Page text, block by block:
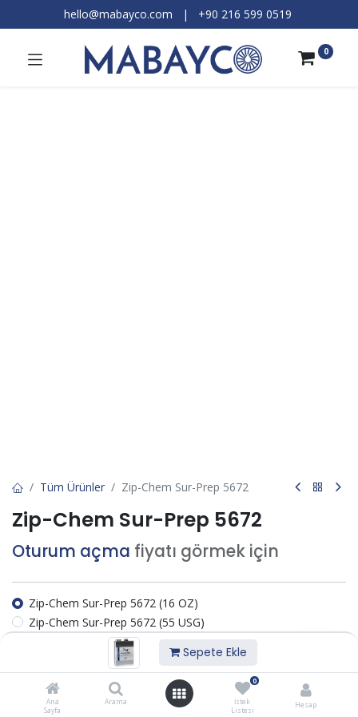
Sepete Ekle
Ana
Sayfa
Arama
0
İstek
Listesi
Hesap
hello@mabayco.com | +90 216 599 0519​
0
Tüm Ürünler Zip-Chem Sur-Prep 5672
Zip-Chem Sur-Prep 5672
Oturum açma fiyatı görmek için
Zip-Chem Sur-Prep 5672 (16 OZ)
Zip-Chem Sur-Prep 5672 (55 USG)
Zip-Chem Sur-Prep 5672 (1 USG)
Zip-Chem Sur-Prep 5672 (5 USG)
İstek listesine ekle